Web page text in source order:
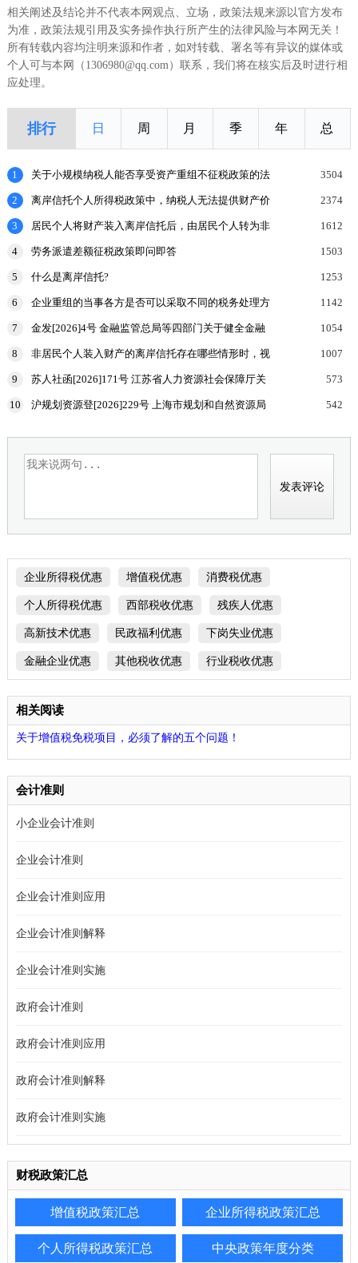
相关阐述及结论并不代表本网观点、立场，政策法规来源以官方发布
为准，政策法规引用及实务操作执行所产生的法律风险与本网无关！
所有转载内容均注明来源和作者，如对转载、署名等有异议的媒体或
个人可与本网（1306980@qq.com）联系，我们将在核实后及时进行相
应处理。
排行 日 周 月 季 年 总
1
关于小规模纳税人能否享受资产重组不征税政策的法
3504
2
离岸信托个人所得税政策中，纳税人无法提供财产价
2374
3
居民个人将财产装入离岸信托后，由居民个人转为非
申报表和涉
1612
4 劳务派遣差额征税政策即问即答 1503
5 什么是离岸信托? 1253
6
企业重组的当事各方是否可以采取不同的税务处理方
1142
7
金发[2026]4号 金融监管总局等四部门关于健全金融
1054
8
非居民个人装入财产的离岸信托存在哪些情形时，视
规定申报
1007
9
苏人社函[2026]171号 江苏省人力资源社会保障厅关
573
10
沪规划资源登[2026]229号 上海市规划和自然资源局
置
542
企业所得税优惠 增值税优惠 消费税优惠
个人所得税优惠 西部税收优惠 残疾人优惠
高新技术优惠 民政福利优惠 下岗失业优惠
金融企业优惠 其他税收优惠 行业税收优惠
相关阅读
关于增值税免税项目，必须了解的五个问题！
会计准则
小企业会计准则
企业会计准则
企业会计准则应用
企业会计准则解释
企业会计准则实施
政府会计准则
政府会计准则应用
政府会计准则解释
政府会计准则实施
财税政策汇总
增值税政策汇总 企业所得税政策汇总
个人所得税政策汇总 中央政策年度分类